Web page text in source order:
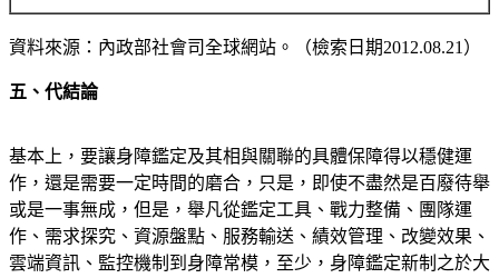
資料來源：內政部社會司全球網站。（檢索日期2012.08.21）
五、代結論
基本上，要讓身障鑑定及其相與關聯的具體保障得以穩健運
作，還是需要一定時間的磨合，只是，即使不盡然是百廢待舉
或是一事無成，但是，舉凡從鑑定工具、戰力整備、團隊運
作、需求探究、資源盤點、服務輸送、績效管理、改變效果、
雲端資訊、監控機制到身障常模，至少，身障鑑定新制之於大